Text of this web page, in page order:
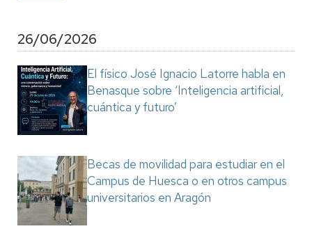
26/06/2026
El físico José Ignacio Latorre habla en
Benasque sobre ‘Inteligencia artificial,
cuántica y futuro’
Becas de movilidad para estudiar en el
Campus de Huesca o en otros campus
universitarios en Aragón